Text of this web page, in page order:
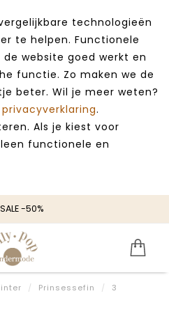
technologieën
te helpen. Functionele
website goed werkt en
functie. Zo maken we de
beter. Wil je meer weten?
.
Als je kiest voor
functionele en
SALE -50%
/ Prinsessefin / 3